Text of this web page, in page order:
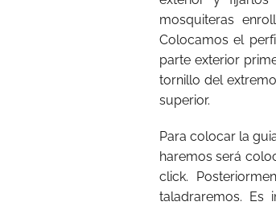
mosquiteras
Colocamos el
parte exterior
tornillo del
superior.
Para colocar la
haremos será
click.
taladraremos. Es